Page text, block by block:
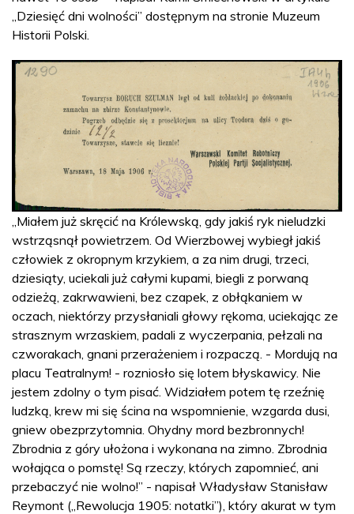
„Dziesięć dni wolności” dostępnym na stronie Muzeum
Historii Polski.
„Miałem już skręcić na Królewską, gdy jakiś ryk nieludzki
wstrząsnął powietrzem. Od Wierzbowej wybiegł jakiś
człowiek z okropnym krzykiem, a za nim drugi, trzeci,
dziesiąty, uciekali już całymi kupami, biegli z porwaną
odzieżą, zakrwawieni, bez czapek, z obłąkaniem w
oczach, niektórzy przysłaniali głowy rękoma, uciekając ze
strasznym wrzaskiem, padali z wyczerpania, pełzali na
czworakach, gnani przerażeniem i rozpaczą. - Mordują na
placu Teatralnym! - rozniosło się lotem błyskawicy. Nie
jestem zdolny o tym pisać. Widziałem potem tę rzeźnię
ludzką, krew mi się ścina na wspomnienie, wzgarda dusi,
gniew obezprzytomnia. Ohydny mord bezbronnych!
Zbrodnia z góry ułożona i wykonana na zimno. Zbrodnia
wołająca o pomstę! Są rzeczy, których zapomnieć, ani
przebaczyć nie wolno!” - napisał Władysław Stanisław
Reymont („Rewolucja 1905: notatki”), który akurat w tym